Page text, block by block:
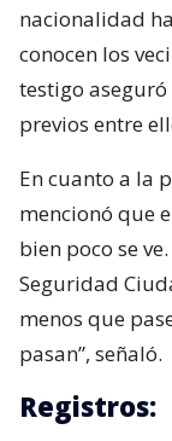
nacionalidad
conocen los
testigo
previos entre
En cuanto a la
mencionó que
bien poco se
Seguridad
menos que
pasan”, señaló.
Registros: